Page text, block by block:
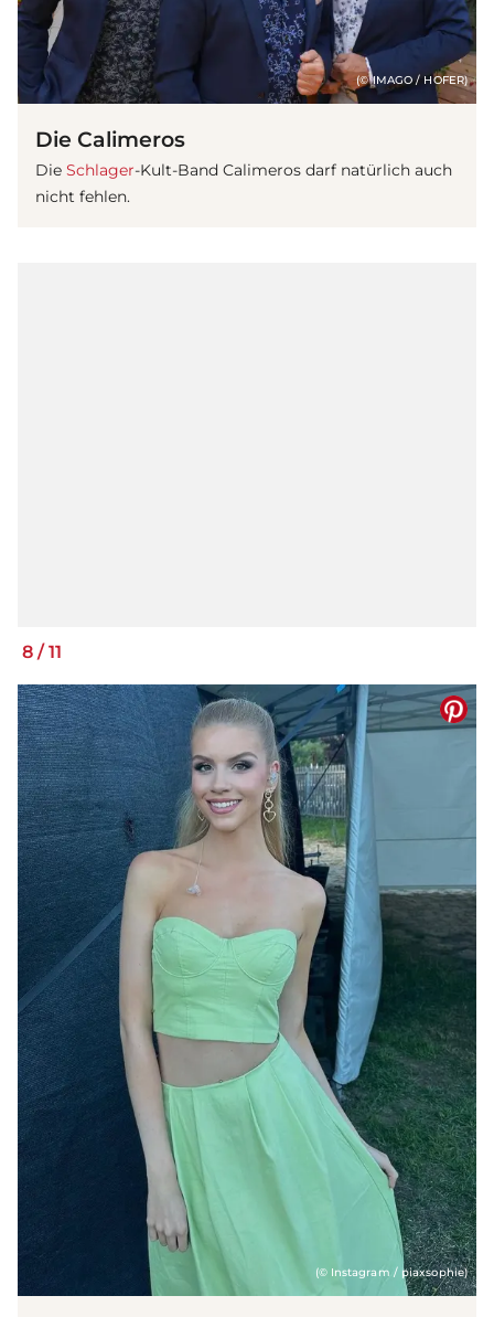
(© IMAGO / HOFER)
Die Calimeros
Die Schlager-Kult-Band Calimeros darf natürlich auch
nicht fehlen.
8 / 11
(© Instagram / piaxsophie)